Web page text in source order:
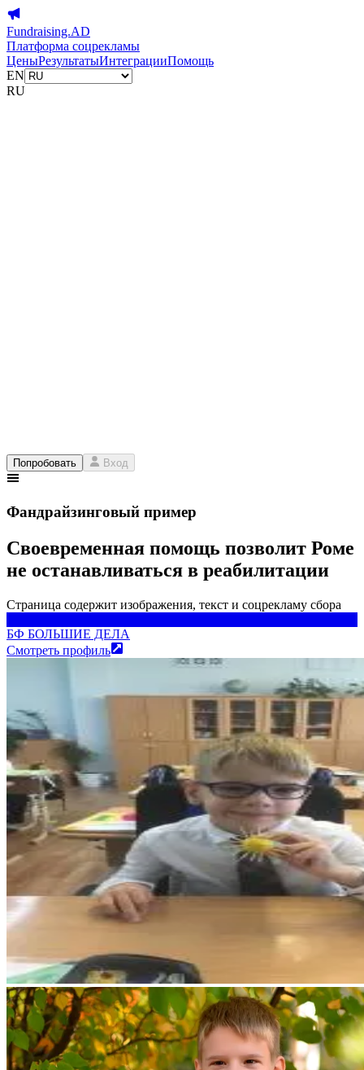
Fundraising.AD
Платформа соцрекламы
ЦеныРезультатыИнтеграцииПомощь
EN
RU
Попробовать Вход
Фандрайзинговый пример
Своевременная помощь позволит Роме
не останавливаться в реабилитации
Страница содержит изображения, текст и соцрекламу сбора
БФ БОЛЬШИЕ ДЕЛА
Смотреть профиль